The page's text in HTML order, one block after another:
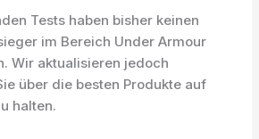
Tests haben bisher keinen
im Bereich Under Armour
Wir aktualisieren jedoch
über die besten Produkte auf
halten.